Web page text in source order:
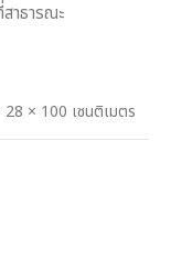
าธารณะ
28 × 100 เซนติเมตร